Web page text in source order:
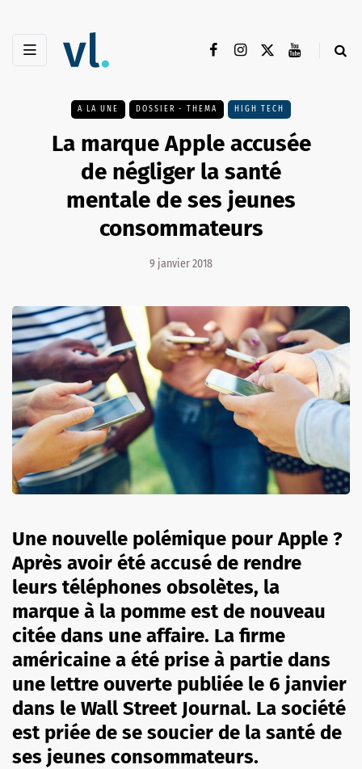
A LA UNE DOSSIER - THEMA HIGH TECH
La marque Apple accusée
de négliger la santé
mentale de ses jeunes
consommateurs
9 janvier 2018
Une nouvelle polémique pour Apple ?
Après avoir été accusé de rendre
leurs téléphones obsolètes, la
marque à la pomme est de nouveau
citée dans une affaire. La firme
américaine a été prise à partie dans
une lettre ouverte publiée le 6 janvier
dans le Wall Street Journal. La société
est priée de se soucier de la santé de
ses jeunes consommateurs.